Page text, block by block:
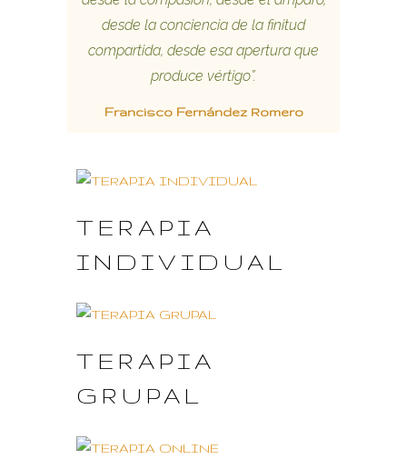
desde la conciencia de la finitud
compartida, desde esa apertura que
produce vértigo”.
Francisco Fernández Romero
TERAPIA
INDIVIDUAL
TERAPIA
GRUPAL